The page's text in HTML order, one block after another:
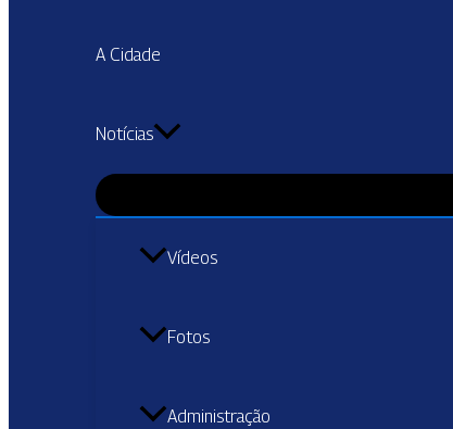
A Cidade
Notícias
Vídeos
Fotos
Administração